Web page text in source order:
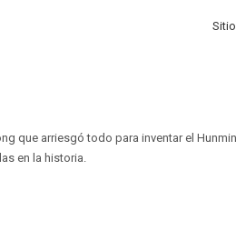
que arriesgó todo para inventar el
en la historia.